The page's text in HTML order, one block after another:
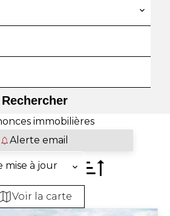
Rechercher
immobilières
Alerte email
mise à jour
Voir la carte